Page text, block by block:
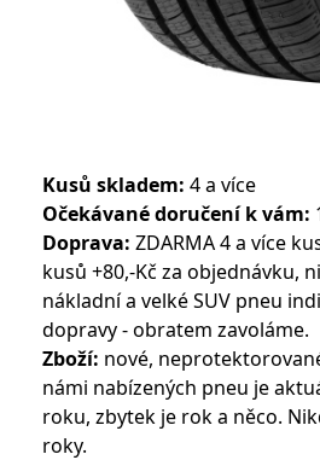
Kusů skladem: 4 a více
Očekávané doručení k vám:
Doprava: ZDARMA 4 a více
kusů +80,-Kč za objednávku,
nákladní a velké SUV pneu
dopravy - obratem zavoláme.
Zboží: nové,
námi nabízených pneu je
roku, zbytek je rok a něco.
roky.